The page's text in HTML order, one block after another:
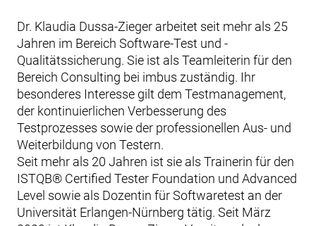
Dr. Klaudia Dussa-Zieger arbeitet seit mehr als 25
Jahren im Bereich Software-Test und -
Qualitätssicherung. Sie ist als Teamleiterin für den
Bereich Consulting bei imbus zuständig. Ihr
besonderes Interesse gilt dem Testmanagement,
der kontinuierlichen Verbesserung des
Testprozesses sowie der professionellen Aus- und
Weiterbildung von Testern.
Seit mehr als 20 Jahren ist sie als Trainerin für den
ISTQB® Certified Tester Foundation und Advanced
Level sowie als Dozentin für Softwaretest an der
Universität Erlangen-Nürnberg tätig. Seit März